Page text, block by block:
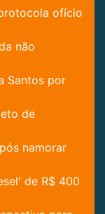
ofício
não
Santos por
de
namorar
de R$ 400